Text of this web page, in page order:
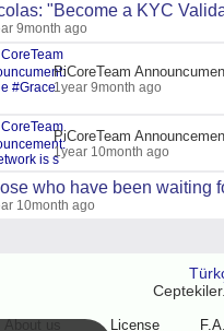
"Become a KYC
9month ago
PiCoreTeam
1year 9month ago
PiCoreTeam
1year 10month ago
who have been waiting
10month ago
License